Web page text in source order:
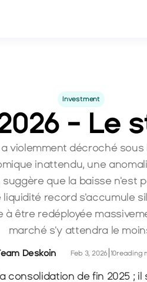
Investment
- Le
violemment décroché sous
inattendu, une
que la baisse n'est
liquidité record s'accumule
à être redéployée
marché s'y attendra le
Deskoin Feb 3, 2026 10reading
consolidation de fin 2025 ; il